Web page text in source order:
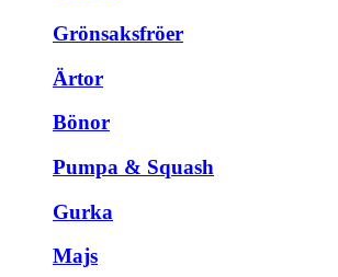
Grönsaksfröer
Ärtor
Bönor
Pumpa & Squash
Gurka
Majs